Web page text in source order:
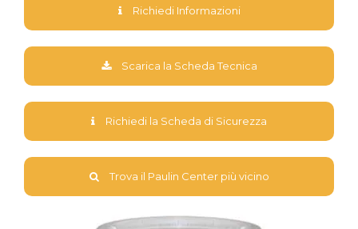
Richiedi Informazioni
Scarica la Scheda Tecnica
Richiedi la Scheda di Sicurezza
Trova il Paulin Center più vicino